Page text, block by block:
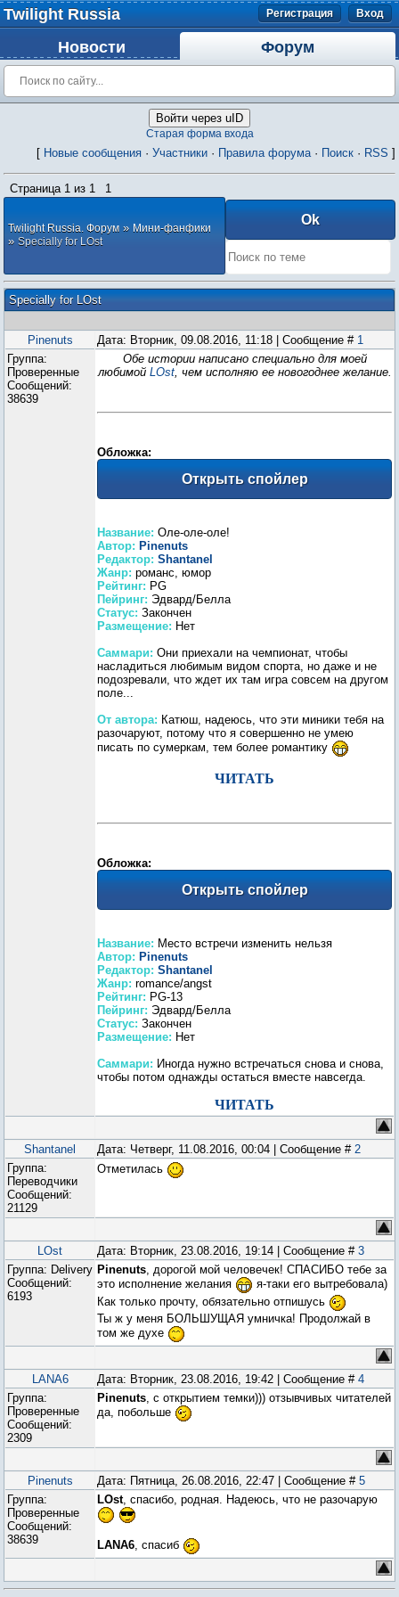
Twilight Russia Регистрация Вход
Новости Форум
Войти через uID
Старая форма входа
[ Новые сообщения · Участники · Правила форума· Поиск · RSS ]
Страница 1 из 1 1
Twilight Russia. Форум » Мини-фанфики
» Specially for LOst
Specially for LOst
Pinenuts Дата: Вторник, 09.08.2016, 11:18 | Сообщение # 1
Группа:
Проверенные
Сообщений:
38639
Обе истории написано специально для моей
любимой LOst, чем исполняю ее новогоднее желание.
Обложка:
Название: Оле-оле-оле!
Автор: Pinenuts
Редактор: Shantanel
Жанр: романс, юмор
Рейтинг: PG
Пейринг: Эдвард/Белла
Статус: Закончен
Размещение: Нет
Саммари: Они приехали на чемпионат, чтобы
насладиться любимым видом спорта, но даже и не
подозревали, что ждет их там игра совсем на другом
поле...
От автора: Катюш, надеюсь, что эти миники тебя на
разочаруют, потому что я совершенно не умею
писать по сумеркам, тем более романтику
ЧИТАТЬ
Обложка:
Название: Место встречи изменить нельзя
Автор: Pinenuts
Редактор: Shantanel
Жанр: romance/angst
Рейтинг: PG-13
Пейринг: Эдвард/Белла
Статус: Закончен
Размещение: Нет
Саммари: Иногда нужно встречаться снова и снова,
чтобы потом однажды остаться вместе навсегда.
ЧИТАТЬ
Shantanel Дата: Четверг, 11.08.2016, 00:04 | Сообщение # 2
Группа:
Переводчики
Сообщений:
21129
Отметилась
LOst Дата: Вторник, 23.08.2016, 19:14 | Сообщение # 3
Группа: Delivery
Сообщений:
6193
Pinenuts, дорогой мой человечек! СПАСИБО тебе за
это исполнение желания
я-таки его вытребовала)
Как только прочту, обязательно отпишусь
Ты ж у меня БОЛЬШУЩАЯ умничка! Продолжай в
том же духе
LANA6 Дата: Вторник, 23.08.2016, 19:42 | Сообщение # 4
Группа:
Проверенные
Сообщений:
2309
Pinenuts, с открытием темки))) отзывчивых читателей
да, побольше
Pinenuts Дата: Пятница, 26.08.2016, 22:47 | Сообщение # 5
Группа:
Проверенные
Сообщений:
38639
LOst, спасибо, родная. Надеюсь, что не разочарую
LANA6, спасиб